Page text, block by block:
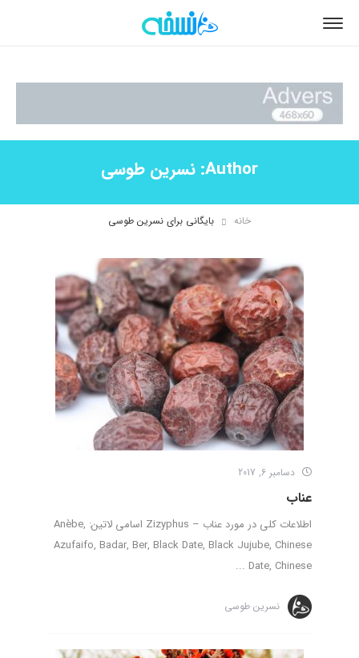
Author: نسرین طوسی
خانه بایگانی برای نسرین طوسی
دسامبر 6, 2017
عناب
اطلاعات کلی در مورد عناب – Zizyphus اسامی لاتین: Anèbe,
Azufaifo, Badar, Ber, Black Date, Black Jujube, Chinese
Date, Chinese ...
نسرین طوسی